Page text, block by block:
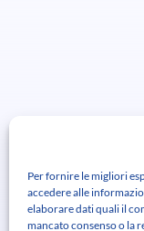
Per fornire le migliori
accedere alle
elaborare dati quali il
mancato consenso o la